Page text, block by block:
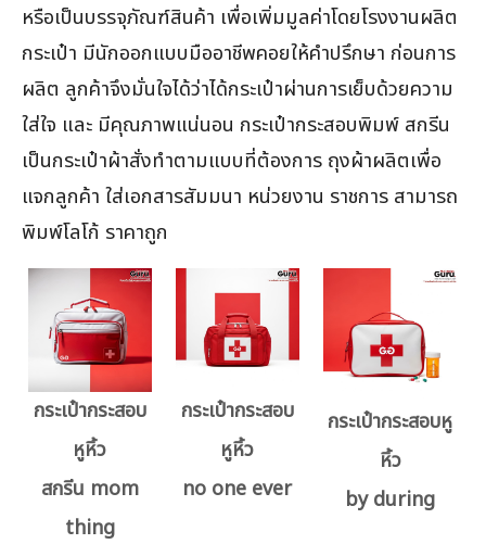
หรือเป็นบรรจุภัณฑ์สินค้า เพื่อเพิ่มมูลค่าโดยโรงงานผลิต
กระเป๋า มีนักออกแบบมืออาชีพคอยให้คำปรึกษา ก่อนการ
ผลิต ลูกค้าจึงมั่นใจได้ว่าได้กระเป๋าผ่านการเย็บด้วยความ
ใส่ใจ และ มีคุณภาพแน่นอน กระเป๋ากระสอบพิมพ์ สกรีน
เป็นกระเป๋าผ้าสั่งทำตามแบบที่ต้องการ ถุงผ้าผลิตเพื่อ
แจกลูกค้า ใส่เอกสารสัมมนา หน่วยงาน ราชการ สามารถ
พิมพ์โลโก้ ราคาถูก
กระเป๋ากระสอบ
หูหิ้ว
สกรีน mom
thing
กระเป๋ากระสอบ
หูหิ้ว
no one ever
กระเป๋ากระสอบหู
หิ้ว
by during